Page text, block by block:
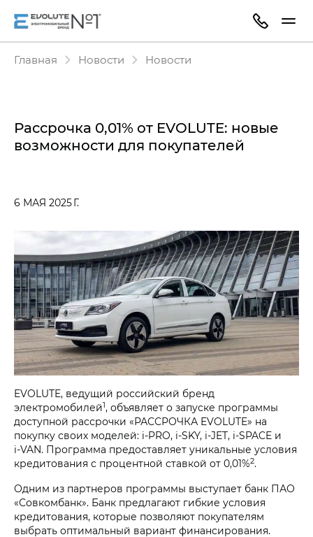
Главная Новости Новости
Рассрочка 0,01% от EVOLUTE: новые
возможности для покупателей
6 МАЯ 2025 Г.
EVOLUTE, ведущий российский бренд
электромобилей1, объявляет о запуске программы
доступной рассрочки «РАССРОЧКА EVOLUTE» на
покупку своих моделей: i‑PRO, i‑SKY, i‑JET, i‑SPACE и
i‑VAN. Программа предоставляет уникальные условия
кредитования с процентной ставкой от 0,01%2.
Одним из партнеров программы выступает банк ПАО
«Совкомбанк». Банк предлагают гибкие условия
кредитования, которые позволяют покупателям
выбрать оптимальный вариант финансирования.